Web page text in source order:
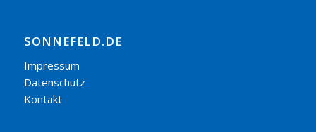
SONNEFELD.DE
Impressum
Datenschutz
Kontakt